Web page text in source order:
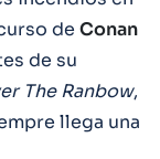
de Conan
de su
The Ranbow,
llega una